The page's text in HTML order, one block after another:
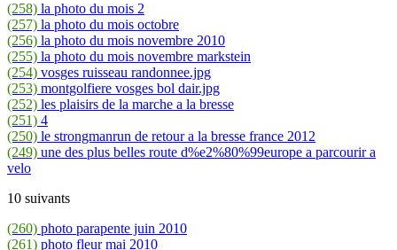
(258) la photo du mois 2
(257) la photo du mois octobre
(256) la photo du mois novembre 2010
(255) la photo du mois novembre markstein
(254) vosges ruisseau randonnee.jpg
(253) montgolfiere vosges bol dair.jpg
(252) les plaisirs de la marche a la bresse
(251) 4
(250) le strongmanrun de retour a la bresse france 2012
(249) une des plus belles route d%e2%80%99europe a parcourir a
velo
10 suivants
(260) photo parapente juin 2010
(261) photo fleur mai 2010